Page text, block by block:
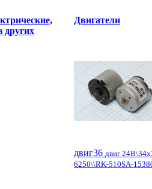
других
Двигатели
двиг36 двиг
6250\\RK-510SA-